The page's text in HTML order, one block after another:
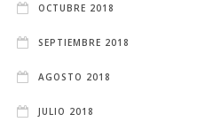
OCTUBRE 2018
SEPTIEMBRE 2018
AGOSTO 2018
JULIO 2018